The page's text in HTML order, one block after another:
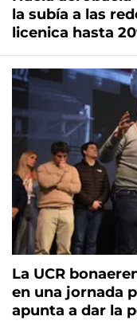
la subía a las
licenica hasta
La UCR
en una jornada
apunta a dar la